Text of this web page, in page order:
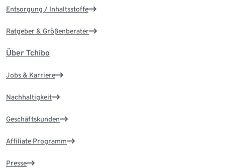
Entsorgung / Inhaltsstoffe
Ratgeber & Größenberater
Über Tchibo
Jobs & Karriere
Nachhaltigkeit
Geschäftskunden
Affiliate Programm
Presse